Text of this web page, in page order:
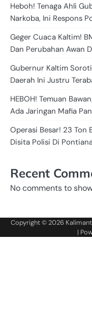
Heboh! Tenaga Ahli
Narkoba, Ini Respons
Geger Cuaca Kaltim!
Dan Perubahan Awan
Gubernur Kaltim
Daerah Ini Justru
HEBOH! Temuan
Ada Jaringan Mafia
Operasi Besar! 23 Ton
Disita Polisi Di
Recent
No comments to
Copyright © 2026
|